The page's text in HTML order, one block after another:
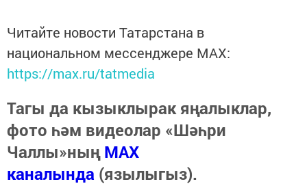
Читайте новости Татарстана в
национальном мессенджере MАХ:
https://max.ru/tatmedia
Тагы да кызыклырак яңалыклар,
фото һәм видеолар «Шәһри
Чаллы»ныңMAX
каналында (язылыгыз).